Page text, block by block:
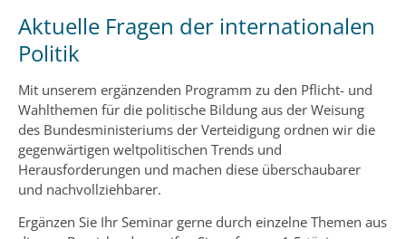
Aktuelle Fragen der internationalen
Politik
Mit unserem ergänzenden Programm zu den Pflicht- und
Wahlthemen für die politische Bildung aus der Weisung
des Bundesministeriums der Verteidigung ordnen wir die
gegenwärtigen weltpolitischen Trends und
Herausforderungen und machen diese überschaubarer
und nachvollziehbarer.
Ergänzen Sie Ihr Seminar gerne durch einzelne Themen aus